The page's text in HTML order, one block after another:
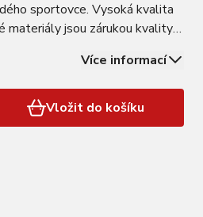
sportovce. Vysoká kvalita
materiály jsou zárukou kvality a
helmy DUAL FIX zvládne dítě
milují…
Více informací
Vložit do košíku